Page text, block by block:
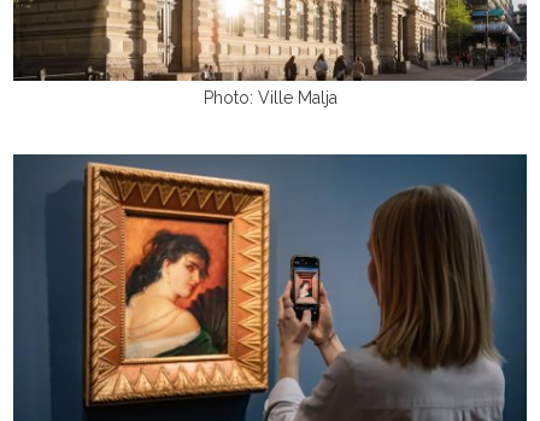
Photo: Ville Malja